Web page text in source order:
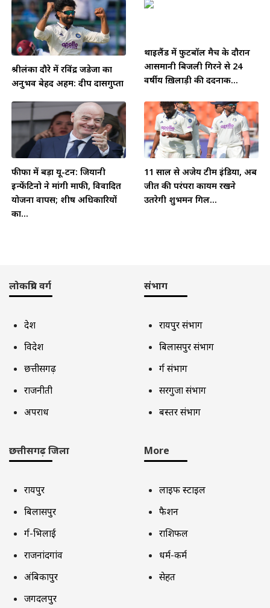
श्रीलंका दौरे में रविंद्र जडेजा का
अनुभव बेहद अहम: दीप दासगुप्ता
थाईलैंड में फुटबॉल मैच के दौरान
आसमानी बिजली गिरने से 24
वर्षीय ख़िलाड़ी की दर्दनाक...
फीफा में बड़ा यू-टर्न: जियानी
इन्फेंटिनो ने मांगी माफी, विवादित
योजना वापस; शीर्ष अधिकारियों
का...
11 साल से अजेय टीम इंडिया, अब
जीत की परंपरा कायम रखने
उतरेगी शुभमन गिल...
लोकप्रिय वर्ग
देश
विदेश
छत्तीसगढ़
राजनीती
अपराध
संभाग
रायपुर संभाग
बिलासपुर संभाग
दुर्ग संभाग
सरगुजा संभाग
बस्तर संभाग
छत्तीसगढ़ जिला
रायपुर
बिलासपुर
दुर्ग-भिलाई
राजनांदगांव
अंबिकापुर
जगदलपुर
More
लाइफ स्टाइल
फैशन
राशिफल
धर्म-कर्म
सेहत